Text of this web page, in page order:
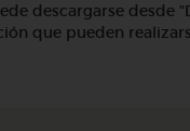
descargarse desde
que pueden